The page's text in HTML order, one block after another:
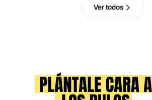
Ver todos